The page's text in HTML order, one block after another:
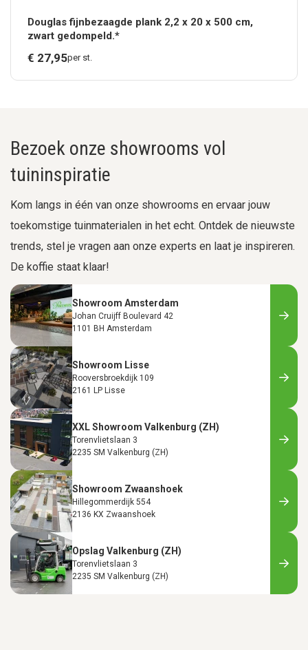
Douglas fijnbezaagde plank 2,2 x 20 x 500 cm,
zwart gedompeld.*
€ 27,95per st.
Bezoek onze showrooms vol
tuininspiratie
Kom langs in één van onze showrooms en ervaar jouw
toekomstige tuinmaterialen in het echt. Ontdek de nieuwste
trends, stel je vragen aan onze experts en laat je inspireren.
De koffie staat klaar!
Showroom Amsterdam
Johan Cruijff Boulevard 42
1101 BH Amsterdam
Showroom Lisse
Rooversbroekdijk 109
2161 LP Lisse
XXL Showroom Valkenburg (ZH)
Torenvlietslaan 3
2235 SM Valkenburg (ZH)
Showroom Zwaanshoek
Hillegommerdijk 554
2136 KX Zwaanshoek
Opslag Valkenburg (ZH)
Torenvlietslaan 3
2235 SM Valkenburg (ZH)